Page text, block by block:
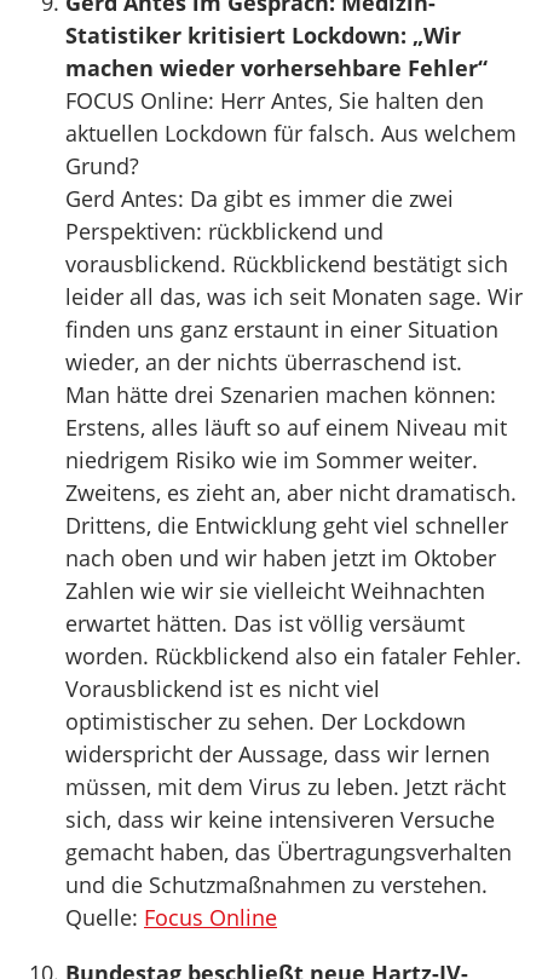
Statistiker kritisiert Lockdown: „Wir
machen wieder vorhersehbare Fehler“
FOCUS Online: Herr Antes, Sie halten den
aktuellen Lockdown für falsch. Aus welchem
Grund?
Gerd Antes: Da gibt es immer die zwei
Perspektiven: rückblickend und
vorausblickend. Rückblickend bestätigt sich
leider all das, was ich seit Monaten sage. Wir
finden uns ganz erstaunt in einer Situation
wieder, an der nichts überraschend ist.
Man hätte drei Szenarien machen können:
Erstens, alles läuft so auf einem Niveau mit
niedrigem Risiko wie im Sommer weiter.
Zweitens, es zieht an, aber nicht dramatisch.
Drittens, die Entwicklung geht viel schneller
nach oben und wir haben jetzt im Oktober
Zahlen wie wir sie vielleicht Weihnachten
erwartet hätten. Das ist völlig versäumt
worden. Rückblickend also ein fataler Fehler.
Vorausblickend ist es nicht viel
optimistischer zu sehen. Der Lockdown
widerspricht der Aussage, dass wir lernen
müssen, mit dem Virus zu leben. Jetzt rächt
sich, dass wir keine intensiveren Versuche
gemacht haben, das Übertragungsverhalten
und die Schutzmaßnahmen zu verstehen.
Quelle: Focus Online
Bundestag beschließt neue Hartz-IV-